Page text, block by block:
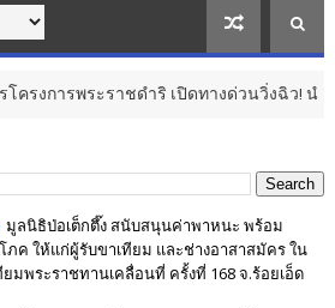
ปิดทางด่วนวิ่งฉิว! นำส่งอวัยวะหัวใจดวงที่
มูลนิธิป่อเต็กตึ๊ง สนับสนุนค่าพาหนะ พร้อม
ภค ให้แก่ผู้รับขาเทียม และช่างอาสาสมัคร ใน
มพระราชทานเคลื่อนที่ ครั้งที่ 168 จ.ร้อยเอ็ด